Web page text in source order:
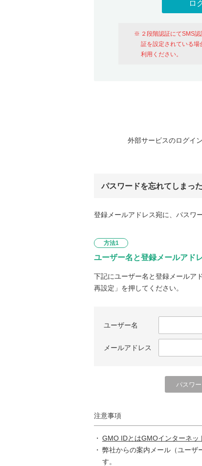
２段階認証にてSMS
証を設定されている
利用ください。
外部サービスのログイ
パスワードを忘れてしまっ
登録メールアドレス宛に、パスワ
方法1
ユーザー名と登録メールアド
下記にユーザー名と登録メールア
再設定」を押してください。
ユーザー名
メールアドレス
注意事項
GMO IDとはGMOインターネッ
弊社からの案内メール（ユーザ
す。